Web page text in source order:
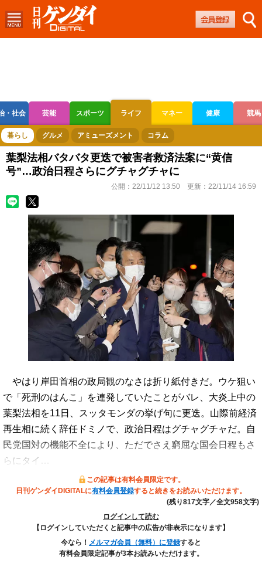
・社会 芸能 スポーツ ライフ マネー 健康 競馬
ボートレース 競輪 オートレース
暮らし グルメ アミューズメント コラム
葉梨法相バタバタ更迭で被害者救済法案に“黄信
号”…政治日程さらにグチャグチャに
公開： 22/11/12 13:50 更新： 22/11/14 16:59
やはり岸田首相の政局観のなさは折り紙付きだ。ウケ狙い
で「死刑のはんこ」を連発していたことがバレ、大炎上中の
葉梨法相を11日、スッタモンダの挙げ句に更迭。山際前経済
再生相に続く辞任ドミノで、政治日程はグチャグチャだ。自
民党国対の機能不全により、ただでさえ窮屈な国会日程もさ
らにタイ…
この記事は有料会員限定です。
日刊ゲンダイDIGITALに有料会員登録すると続きをお読みいただけます。
(残り817文字／全文958文字)
ログインして読む
【ログインしていただくと記事中の広告が非表示になります】
今なら！ メルマガ会員（無料）に登録すると
有料会員限定記事が3本お読みいただけます。